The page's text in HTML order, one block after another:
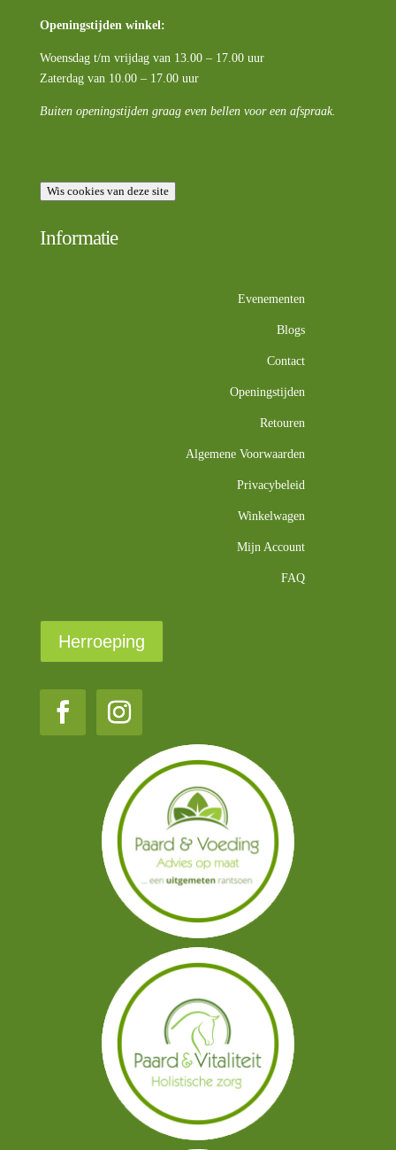
Openingstijden winkel:
Woensdag t/m vrijdag van 13.00 – 17.00 uur
Zaterdag van 10.00 – 17.00 uur
Buiten openingstijden graag even bellen voor een afspraak.
Wis cookies van deze site
Informatie
Evenementen
Blogs
Contact
Openingstijden
Retouren
Algemene Voorwaarden
Privacybeleid
Winkelwagen
Mijn Account
FAQ
Herroeping